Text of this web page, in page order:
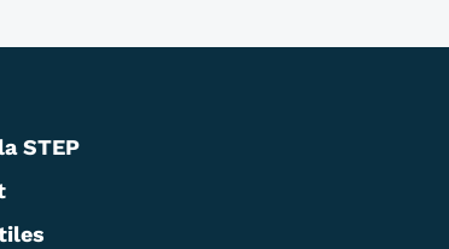
STEP